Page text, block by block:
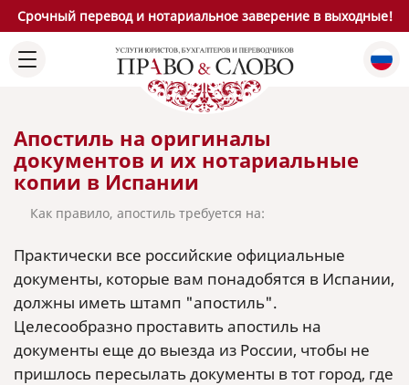
Срочный перевод и нотариальное заверение в выходные!
Апостиль на оригиналы
документов и их нотариальные
копии в Испании
Как правило, апостиль требуется на:
Практически все российские официальные
документы, которые вам понадобятся в Испании,
должны иметь штамп "апостиль".
Целесообразно проставить апостиль на
документы еще до выезда из России, чтобы не
пришлось пересылать документы в тот город, где